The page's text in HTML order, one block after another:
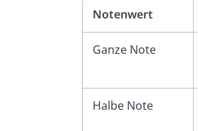
Notenwert
Ganze Note
Halbe Note